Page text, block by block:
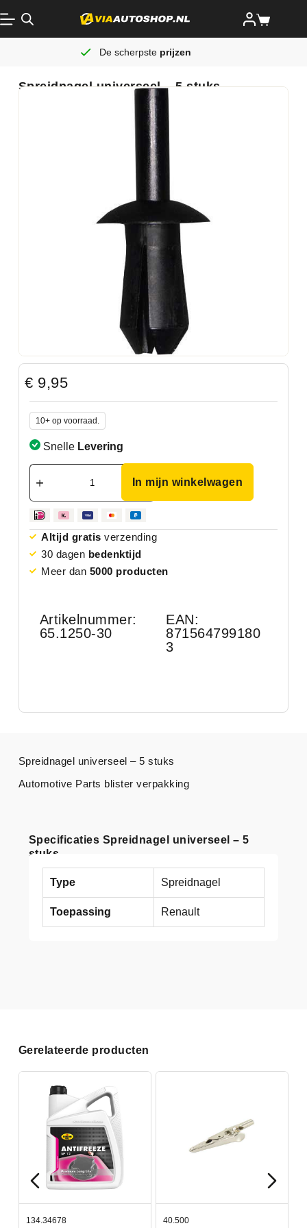
De scherpste prijzen
Spreidnagel universeel – 5 stuks
€ 9,95
10+ op voorraad.
Snelle Levering
In mijn winkelwagen
Altijd gratis verzending
30 dagen bedenktijd
Meer dan 5000 producten
Artikelnummer:
65.1250-30
EAN:
871564799180
3
Specificaties Spreidnagel universeel – 5
stuks
Type Spreidnagel
Toepassing Renault
Spreidnagel universeel – 5 stuks
Automotive Parts blister verpakking
Gerelateerde producten
134.34678 40.500